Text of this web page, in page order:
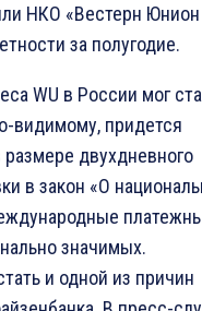
НКО «Вестерн
за полугодие.
WU в России мог
видимому, придется
двухдневного
в закон «О
значимых.
и одной из причин